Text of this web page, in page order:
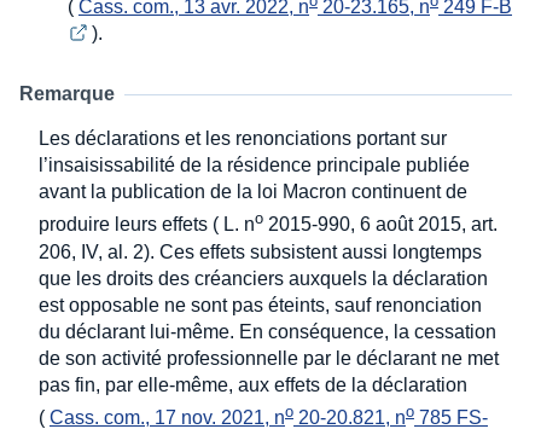
( Cass. com., 13 avr. 2022, n 20-23.165, n
249 F-B
).
Remarque
Les déclarations et les renonciations portant sur
l’insaisissabilité de la résidence principale publiée
avant la publication de la loi Macron continuent de
produire leurs effets ( L. no 2015-990, 6 août 2015, art.
206, IV, al. 2). Ces effets subsistent aussi longtemps
que les droits des créanciers auxquels la déclaration
est opposable ne sont pas éteints, sauf renonciation
du déclarant lui-même. En conséquence, la cessation
de son activité professionnelle par le déclarant ne met
pas fin, par elle-même, aux effets de la déclaration
( Cass. com., 17 nov. 2021, no 20-20.821, no 785 FS-